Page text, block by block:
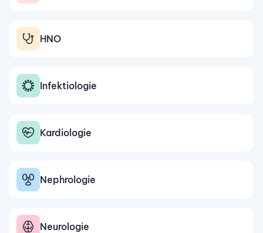
HNO
Infektiologie
Kardiologie
Nephrologie
Neurologie